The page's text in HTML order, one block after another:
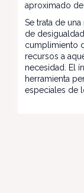
aproximado
Se trata de
de
cumplimiento
recursos a
necesidad. El
herramienta
especiales de